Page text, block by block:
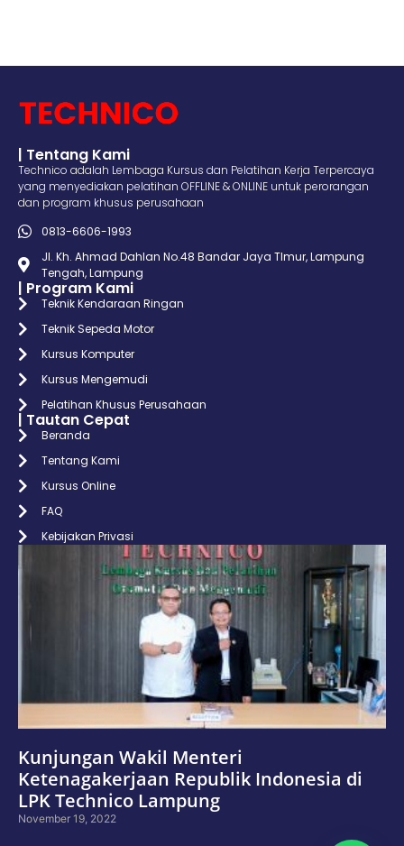
| Tentang Kami
Technico adalah Lembaga Kursus dan Pelatihan Kerja Terpercaya
yang menyediakan pelatihan OFFLINE & ONLINE untuk perorangan
dan program khusus perusahaan
0813-6606-1993
Jl. Kh. Ahmad Dahlan No.48 Bandar Jaya TImur, Lampung
Tengah, Lampung
| Program Kami
Teknik Kendaraan Ringan
Teknik Sepeda Motor
Kursus Komputer
Kursus Mengemudi
Pelatihan Khusus Perusahaan
| Tautan Cepat
Beranda
Tentang Kami
Kursus Online
FAQ
Kebijakan Privasi
Kunjungan Wakil Menteri
Ketenagakerjaan Republik Indonesia di
LPK Technico Lampung
November 19, 2022